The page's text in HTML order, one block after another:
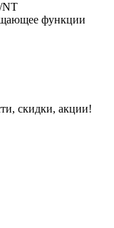
NT
функции
, скидки, акции!